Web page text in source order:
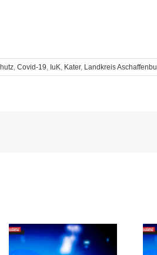
, Covid-19, IuK, Kater, Landkreis